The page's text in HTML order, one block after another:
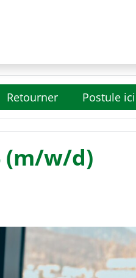
Retourner Postule ici
(m/w/d)